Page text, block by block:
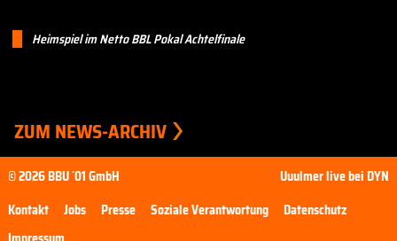
Heimspiel im Netto BBL Pokal Achtelfinale
ZUM NEWS-ARCHIV
© 2026 BBU ´01 GmbH
Uuulmer live bei DYN
Kontakt
Jobs Presse Soziale Verantwortung
Datenschutz